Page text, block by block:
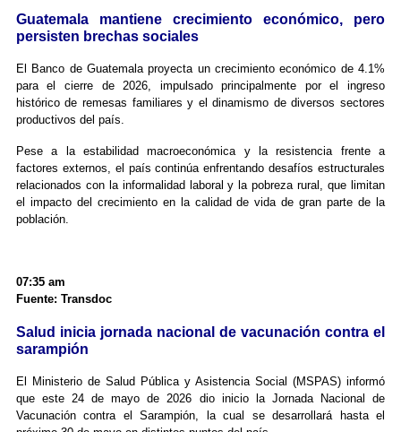
Guatemala mantiene crecimiento económico, pero
persisten brechas sociales
El Banco de Guatemala proyecta un crecimiento económico de 4.1%
para el cierre de 2026, impulsado principalmente por el ingreso
histórico de remesas familiares y el dinamismo de diversos sectores
productivos del país.
Pese a la estabilidad macroeconómica y la resistencia frente a
factores externos, el país continúa enfrentando desafíos estructurales
relacionados con la informalidad laboral y la pobreza rural, que limitan
el impacto del crecimiento en la calidad de vida de gran parte de la
población.
07:35 am
Fuente: Transdoc
Salud inicia jornada nacional de vacunación contra el
sarampión
El Ministerio de Salud Pública y Asistencia Social (MSPAS) informó
que este 24 de mayo de 2026 dio inicio la Jornada Nacional de
Vacunación contra el Sarampión, la cual se desarrollará hasta el